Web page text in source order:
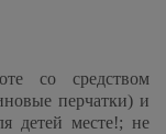
со средством
перчатки) и
детей месте!; не